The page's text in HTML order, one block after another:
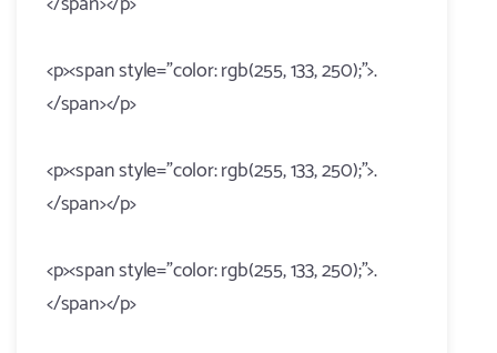
<p><span style="color: rgb(255, 133, 250);">.
</span></p>
<p><span style="color: rgb(255, 133, 250);">.
</span></p>
<p><span style="color: rgb(255, 133, 250);">.
</span></p>